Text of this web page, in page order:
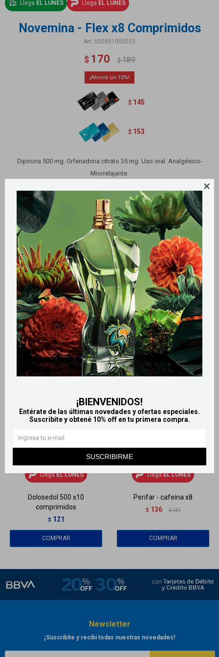

¡BIENVENIDOS!
Entérate de las últimas novedades y ofertas especiales.
Suscribite y obtené 10% off en tu primera compra.
SUSCRIBIRME
Llega EL LUNES Llega EL LUNES
Novemina - Flex x8 Comprimidos
000551000553
$ 170 $ 189
10
$ 145
$ 153
Dipirona 500 mg. Orfenadrina citrato 35 mg. Uso oral. Analgésico-
Miorrelajante.
Variantes:
Métodos y costos de envío
Retiros gratuitos en tiendas
Productos que te pueden interesar
LlegaEL LUNES
Dolosedol 500 x10
comprimidos
$ 121
LlegaEL LUNES
Perifar - cafeína x8
$ 136 $ 151
Newsletter
¡Suscribite y recibí todas nuestras novedades!